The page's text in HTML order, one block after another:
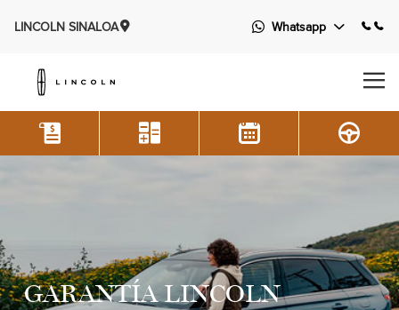
LINCOLN SINALOA Whatsapp
GARANTÍA LINCOLN